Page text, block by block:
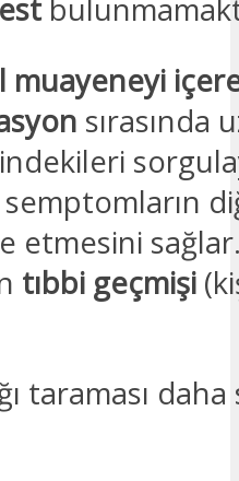
muayeneyi
sırasında
etmesini
tıbbi geçmişi
taraması